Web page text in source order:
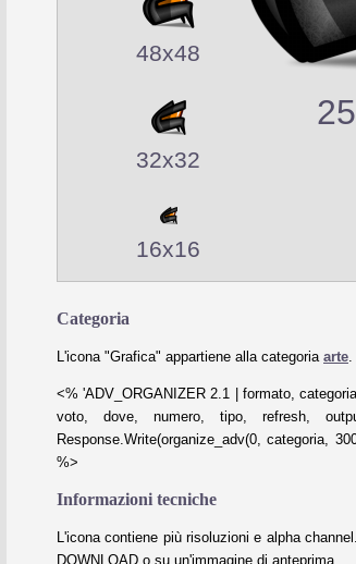
48x48
32x32
16x16
Categoria
L'icona "Grafica" appartiene alla categoria arte
<% 'ADV_ORGANIZER 2.1 | formato,
voto, dove, numero, tipo, refresh,
Response.Write(organize_adv(0, categoria,
%>
Informazioni tecniche
L'icona contiene più risoluzioni e alpha
DOWNLOAD o su un'immagine di anteprima.